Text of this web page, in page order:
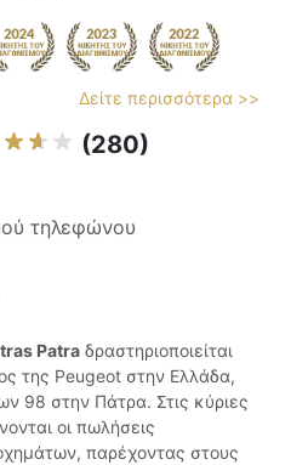
Δείτε περισσότερα >>
(280)
τηλεφώνου
Patra δραστηριοποιείται
της Peugeot στην Ελλάδα,
98 στην Πάτρα. Στις κύριες
οι πωλήσεις
παρέχοντας στους